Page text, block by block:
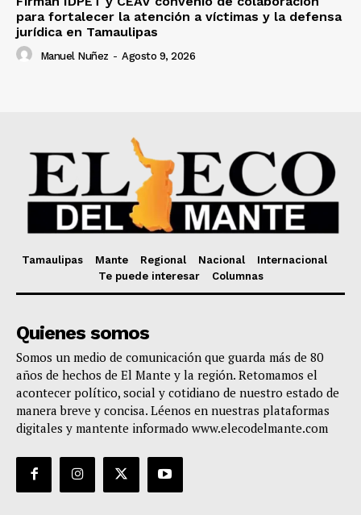
para fortalecer la atención a víctimas y la defensa
jurídica en Tamaulipas
Manuel Nuñez - Agosto 9, 2026
Tamaulipas Mante Regional Nacional
Internacional
Te puede interesar
Columnas
Quienes somos
Somos un medio de comunicación que guarda más de 80
años de hechos de El Mante y la región. Retomamos el
acontecer político, social y cotidiano de nuestro estado de
manera breve y concisa. Léenos en nuestras plataformas
digitales y mantente informado www.elecodelmante.com